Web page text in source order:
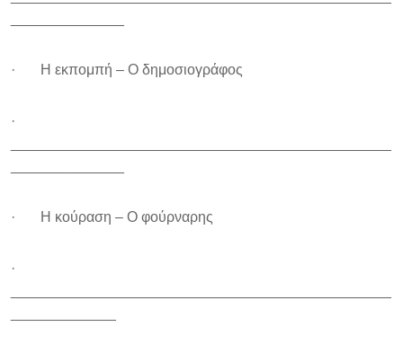
· Η εκπομπή – Ο δημοσιογράφος
·
· Η κούραση – Ο φούρναρης
·